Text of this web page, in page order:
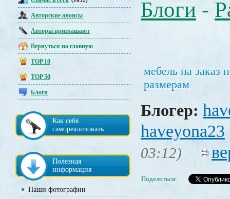
Авторские анонсы
Авторы приглашают
Вернуться на главную
TOP 10
TOP 50
Блоги
Как себя
самореализовать
Полезная
информация
Наши фотографии
Блоги -
мебель на заказ
размерам
Блогер:
haveyona23
03:12)
Поделиться: